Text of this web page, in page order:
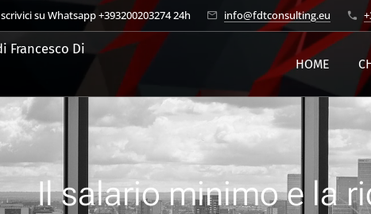
scrivici su Whatsapp +393200203274 24h info@fdtconsulting.eu
Francesco Di
HOME
Il salario minimo e la